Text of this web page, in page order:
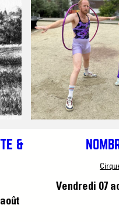
&
Vendredi 07